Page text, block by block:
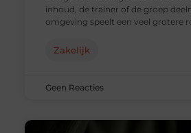
inhoud, de trainer of de groep
omgeving speelt een veel grotere
Zakelijk
Geen Reacties